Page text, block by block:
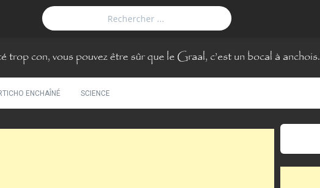
con, vous pouvez être sûr que le Graal, c’est un bocal à anchois.
ENCHAÎNÉ SCIENCE